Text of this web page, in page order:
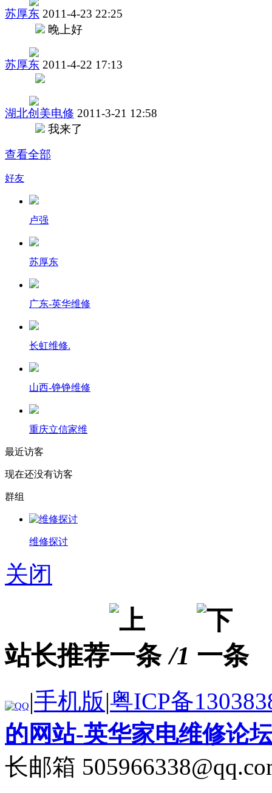
苏厚东 2011-4-23 22:25
晚上好
苏厚东 2011-4-22 17:13
湖北创美电修 2011-3-21 12:58
我来了
查看全部
好友
卢强
苏厚东
广东-英华维修
长虹维修.
山西-铮铮维修
重庆立信家维
最近访客
现在还没有访客
群组
维修探讨
关闭
站长推荐 /1
|手机版|粤ICP备
的网站-英华家电维修论
长邮箱